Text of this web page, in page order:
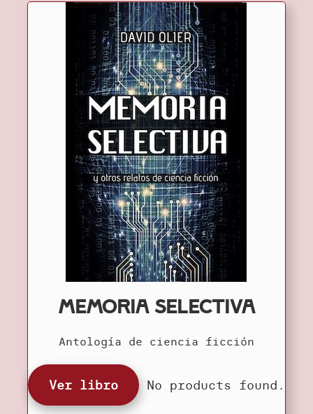
Memoria selectiva
Antología de ciencia ficción
Ver libro No products found.